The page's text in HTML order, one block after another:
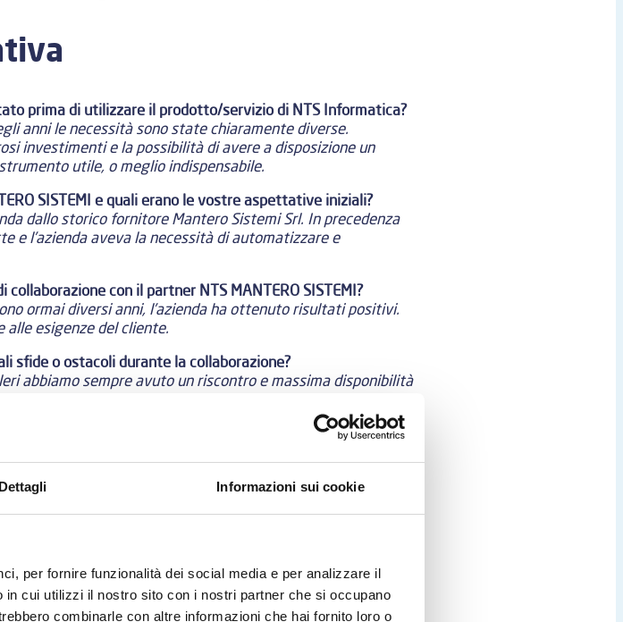
Dettagli Informazioni sui cookie
per fornire funzionalità dei social media e per analizzare il
cui utilizzi il nostro sito con i nostri partner che si occupano
combinarle con altre informazioni che hai fornito loro o
prima di utilizzare il prodotto/servizio di NTS Informatica?
anni le necessità sono state chiaramente diverse.
investimenti e la possibilità di avere a disposizione un
utile, o meglio indispensabile.
SISTEMI e quali erano le vostre aspettative iniziali?
dallo storico fornitore Mantero Sistemi Srl. In precedenza
e l’azienda aveva la necessità di automatizzare e
con il partner NTS MANTERO SISTEMI?
ormai diversi anni, l’azienda ha ottenuto risultati positivi.
esigenze del cliente.
sfide o ostacoli durante la collaborazione?
abbiamo sempre avuto un riscontro e massima disponibilità
e in che modo hanno portato ad un miglioramento dei
su diversi aspetti aziendali: contabilità, gestione delle
agenti e fornitori. Inoltre il software gestionale e’ stato
l’integrazione e l’interfacciamento dei processi produttivi